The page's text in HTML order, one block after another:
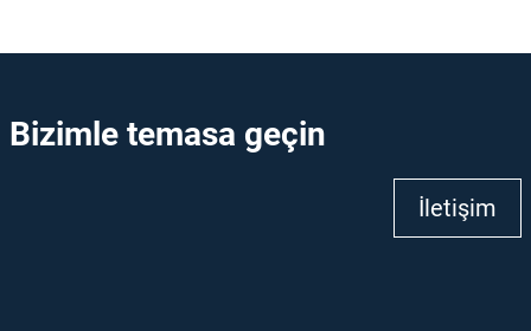
Bizimle temasa geçin
İletişim